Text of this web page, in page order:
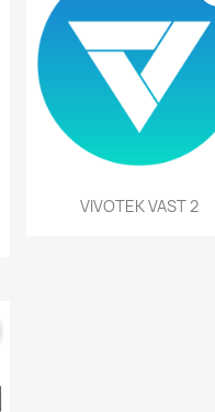
Vista rápida
VIVOTEK VAST 2